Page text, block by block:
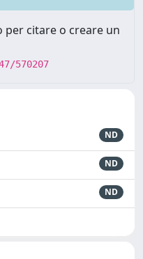
citare o creare un
570207
ND
ND
ND